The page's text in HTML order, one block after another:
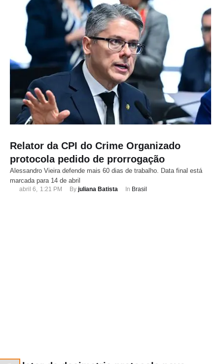
Relator da CPI do Crime Organizado
protocola pedido de prorrogação
Alessandro Vieira defende mais 60 dias de trabalho. Data final está
marcada para 14 de abril
abril 6, 1:21 PM By juliana Batista In Brasil